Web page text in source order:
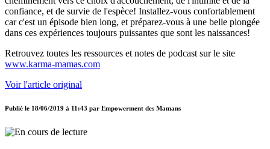
confiance, et de survie de l'espèce! Installez-vous confortablement
car c'est un épisode bien long, et préparez-vous à une belle plongée
dans ces expériences toujours puissantes que sont les naissances!
Retrouvez toutes les ressources et notes de podcast sur le site
www.karma-mamas.com
Voir l'article original
Publié le 18/06/2019 à 11:43 par Empowerment des Mamans